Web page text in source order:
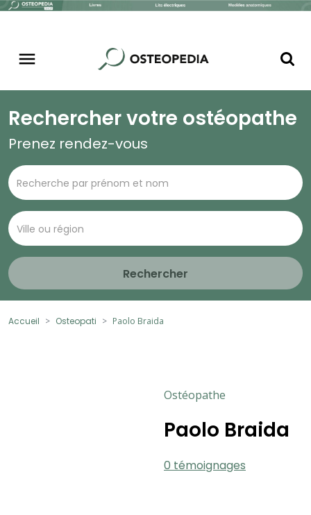
Rechercher votre ostéopathe
Prenez rendez-vous
Rechercher
Accueil Osteopati Paolo Braida
Ostéopathe
Paolo Braida
0 témoignages